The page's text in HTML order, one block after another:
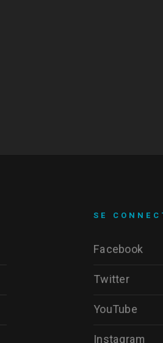
SE
Facebook
Twitter
YouTube
Instagram